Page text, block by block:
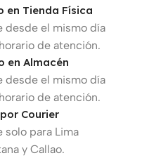
en Tienda Física
desde el mismo día
de atención.
en Almacén
desde el mismo día
de atención.
Courier
solo para Lima
y Callao.